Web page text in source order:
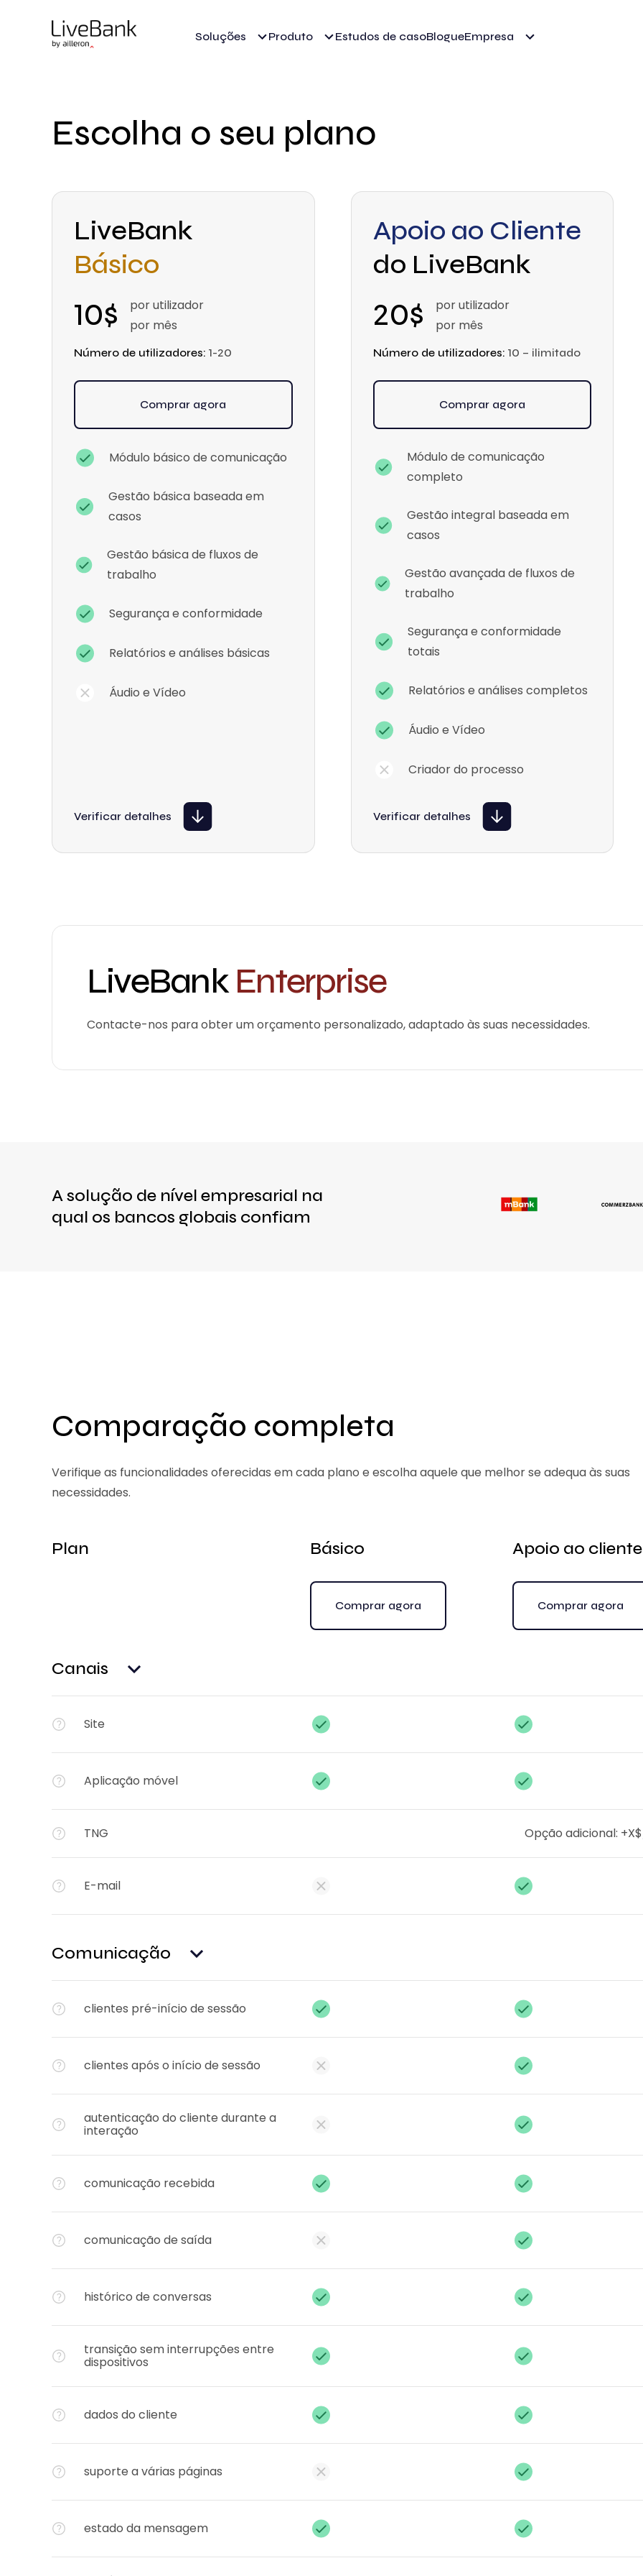
Soluções Produto Estudos de casoBlogueEmpresa
Escolha o seu plano
LiveBank
Básico
10$
por utilizador
por mês
Número de utilizadores: 1-20
Comprar agora
Módulo básico de comunicação
Gestão básica baseada em
casos
Gestão básica de fluxos de
trabalho
Segurança e conformidade
Relatórios e análises básicas
Áudio e Vídeo
Verificar detalhes
Apoio ao Cliente
do LiveBank
20$
por utilizador
por mês
Número de utilizadores: 10 – ilimitado
Comprar agora
Módulo de comunicação
completo
Gestão integral baseada em
casos
Gestão avançada de fluxos de
trabalho
Segurança e conformidade
totais
Relatórios e análises completos
Áudio e Vídeo
Criador do processo
Verificar detalhes
LiveBankEnterprise
Contacte-nos para obter um orçamento personalizado, adaptado às suas necessidades.
A solução de nível empresarial na
qual os bancos globais confiam
Comparação completa
Verifique as funcionalidades oferecidas em cada plano e escolha aquele que melhor se adequa às suas
necessidades.
Plan Básico
Comprar agora
Apoio ao cliente
Comprar agora
Canais
Site
Aplicação móvel
TNG Opção adicional:
E-mail
Comunicação
clientes pré-início de sessão
clientes após o início de sessão
autenticação do cliente durante a
interação
comunicação recebida
comunicação de saída
histórico de conversas
transição sem interrupções entre
dispositivos
dados do cliente​
suporte a várias páginas
estado da mensagem